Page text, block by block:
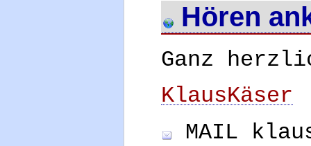
Hören
Ganz
KlausKäser
MAIL